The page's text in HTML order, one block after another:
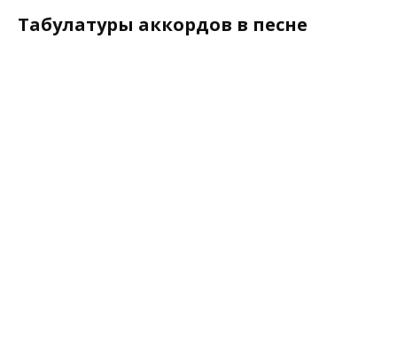
Табулатуры аккордов в песне